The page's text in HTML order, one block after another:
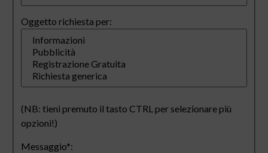
Oggetto richiesta per:
(NB: tieni premuto il tasto CTRL per selezionare più
opzioni!)
Messaggio*: